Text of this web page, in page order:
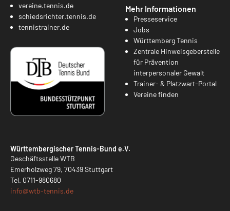
vereine.tennis.de
schiedsrichter.tennis.de
tennistrainer.de
Mehr Informationen
Presseservice
Jobs
Württemberg Tennis
Zentrale Hinweisgeberstelle
für Prävention
interpersonaler Gewalt
Trainer- & Platzwart-Portal
Vereine finden
Württembergischer Tennis-Bund e.V.
Geschäftsstelle WTB
Emerholzweg 79, 70439 Stuttgart
Tel. 0711-980680
info@wtb-tennis.de